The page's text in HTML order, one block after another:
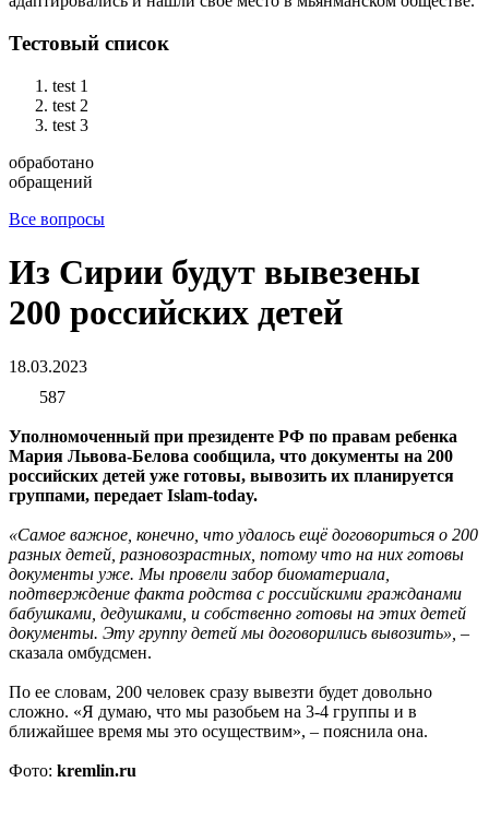
Тестовый список
test 1
test 2
test 3
обработано
обращений
Все вопросы
Из Сирии будут вывезены
200 российских детей
18.03.2023
587
Уполномоченный при президенте РФ по правам ребенка
Мария Львова-Белова сообщила, что документы на 200
российских детей уже готовы, вывозить их планируется
группами, передает Islam-today.
«Самое важное, конечно, что удалось ещё договориться о 200
разных детей, разновозрастных, потому что на них готовы
документы уже. Мы провели забор биоматериала,
подтверждение факта родства с российскими гражданами
бабушками, дедушками, и собственно готовы на этих детей
документы. Эту группу детей мы договорились вывозить», –
сказала омбудсмен.
По ее словам, 200 человек сразу вывезти будет довольно
сложно. «Я думаю, что мы разобьем на 3-4 группы и в
ближайшее время мы это осуществим», – пояснила она.
Фото: kremlin.ru